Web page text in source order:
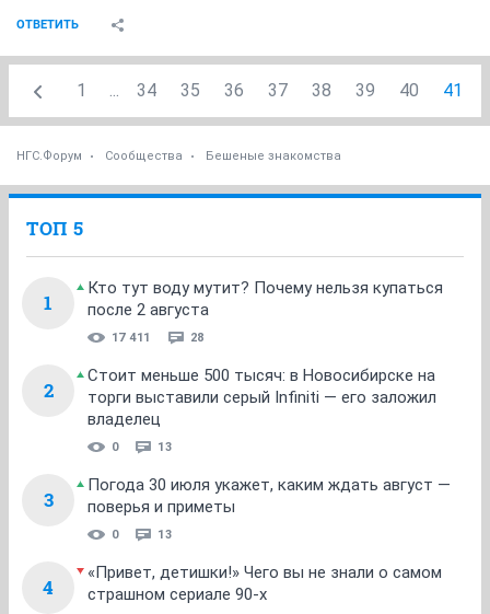
ОТВЕТИТЬ
1 ... 34 35 36 37 38 39 40 41
НГС.Форум Сообщества Бешеные знакомства
ТОП 5
1
Кто тут воду мутит? Почему нельзя купаться
после 2 августа
17 411 28
2
Стоит меньше 500 тысяч: в Новосибирске на
торги выставили серый Infiniti — его заложил
владелец
0 13
3
Погода 30 июля укажет, каким ждать август —
поверья и приметы
0 13
4
«Привет, детишки!» Чего вы не знали о самом
страшном сериале 90-х